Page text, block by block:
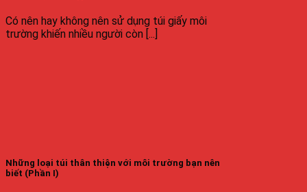
Có nên hay không nên sử dụng túi giấy môi
trường khiến nhiều người còn [...]
Những loại túi thân thiện với môi trường bạn nên
biết (Phần I)